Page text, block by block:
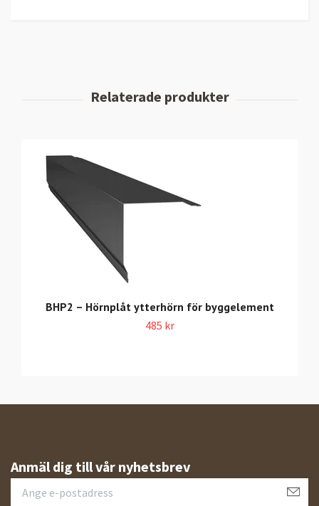
BHP2 – Hörnplåt ytterhörn för byggelement
485 kr
Anmäl dig till vår nyhetsbrev